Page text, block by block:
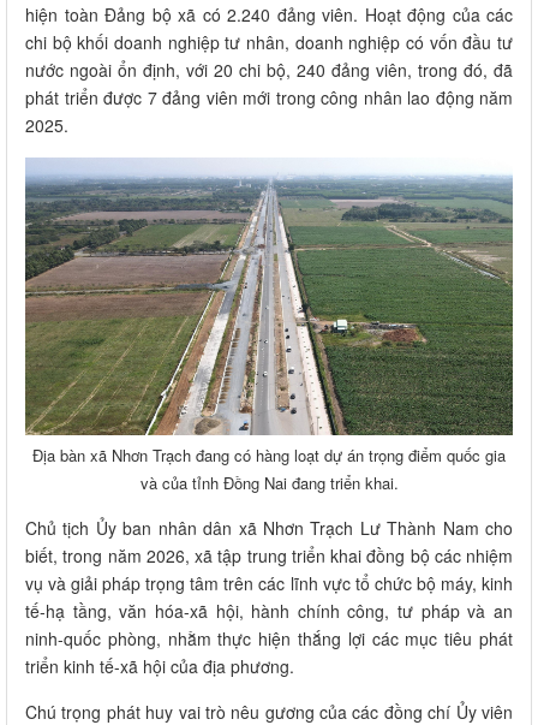
hiện toàn Đảng bộ xã có 2.240 đảng viên. Hoạt động của các
chi bộ khối doanh nghiệp tư nhân, doanh nghiệp có vốn đầu tư
nước ngoài ổn định, với 20 chi bộ, 240 đảng viên, trong đó, đã
phát triển được 7 đảng viên mới trong công nhân lao động năm
2025.
Địa bàn xã Nhơn Trạch đang có hàng loạt dự án trọng điểm quốc gia
và của tỉnh Đồng Nai đang triển khai.
Chủ tịch Ủy ban nhân dân xã Nhơn Trạch Lư Thành Nam cho
biết, trong năm 2026, xã tập trung triển khai đồng bộ các nhiệm
vụ và giải pháp trọng tâm trên các lĩnh vực tổ chức bộ máy, kinh
tế-hạ tầng, văn hóa-xã hội, hành chính công, tư pháp và an
ninh-quốc phòng, nhằm thực hiện thắng lợi các mục tiêu phát
triển kinh tế-xã hội của địa phương.
Chú trọng phát huy vai trò nêu gương của các đồng chí Ủy viên